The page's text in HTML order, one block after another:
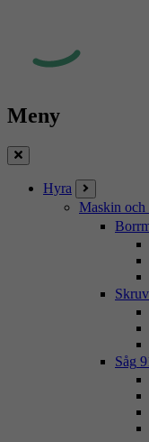
Meny
Stäng
Hyra
Maskin och
Såg